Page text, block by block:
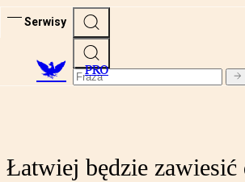
Serwisy
PRO
Łatwiej będzie zawiesić